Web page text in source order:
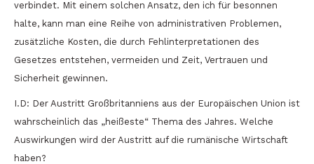
verbindet. Mit einem solchen Ansatz, den ich für besonnen
halte, kann man eine Reihe von administrativen Problemen,
zusätzliche Kosten, die durch Fehlinterpretationen des
Gesetzes entstehen, vermeiden und Zeit, Vertrauen und
Sicherheit gewinnen.
I.D: Der Austritt Großbritanniens aus der Europäischen Union ist
wahrscheinlich das „heißeste“ Thema des Jahres. Welche
Auswirkungen wird der Austritt auf die rumänische Wirtschaft
haben?